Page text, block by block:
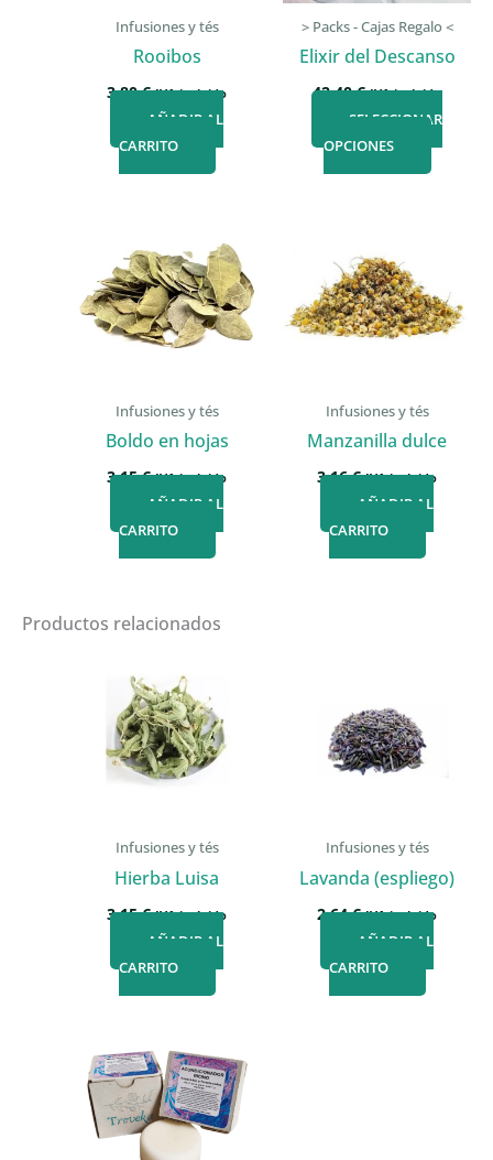
Infusiones y tés
Rooibos
3,80€ IVA incluido
AÑADIR AL
CARRITO
> Packs - Cajas Regalo <
Elixir del Descanso
42,40€ IVA incluido
SELECCIONAR
OPCIONES
Este
se
la
de
Infusiones y tés
Boldo en hojas
3,15€ IVA incluido
AÑADIR AL
CARRITO
Infusiones y tés
Manzanilla dulce
3,16€ IVA incluido
AÑADIR AL
CARRITO
Productos relacionados
Infusiones y tés
Hierba Luisa
3,15€ IVA incluido
AÑADIR AL
CARRITO
Infusiones y tés
Lavanda (espliego)
2,64€ IVA incluido
AÑADIR AL
CARRITO